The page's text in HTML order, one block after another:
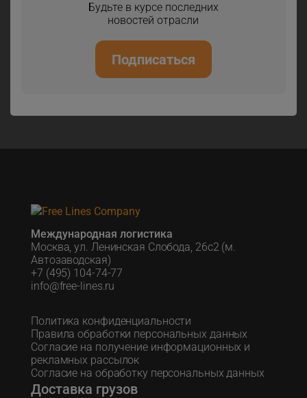
Будьте в курсе последних
новостей отрасли
Подписаться
Международная логистика
Москва, ул. Ленинская Слобода, 26с2 (м.
Автозаводская)
+7 (495) 104-74-77
info@free-lines.ru
Политика конфиденциальности
Правила обработки персональных данных
Согласие на получение информационных и
рекламных рассылок
Согласие на обработку персональных данных
Доставка грузов